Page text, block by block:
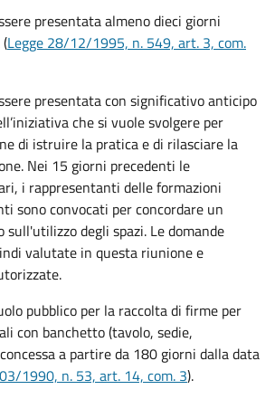
presentataalmeno dieci giorni
Legge 28/12/1995, n. 549, art. 3, com.
presentata con significativo anticipo
che si vuole svolgere per
di istruire la pratica e di rilasciare la
Nei 15 giorni precedenti le
i rappresentanti delle formazioni
sono convocati per concordare un
sull'utilizzo degli spazi. Le domande
valutate in questa riunione e
pubblico per la raccolta di firme per
con banchetto (tavolo, sedie,
a partire da 180 giorni dalla data
1990, n. 53, art. 14, com. 3).